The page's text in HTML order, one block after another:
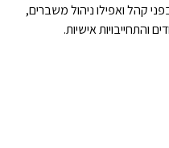
קהל ואפילו ניהול משברים,
והתחייבויות אישיות.